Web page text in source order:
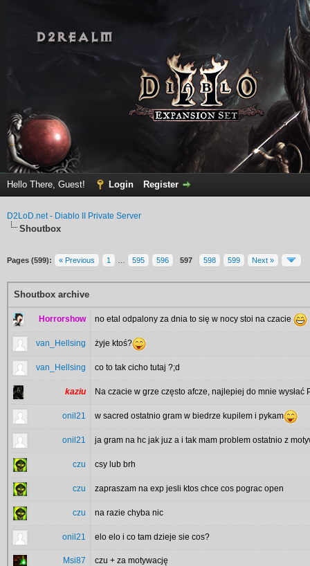
Hello There, Guest! Login Register
D2LoD.net - Diablo II Private Server
Shoutbox
Pages (599): « Previous 1 595 596 597 598 599 Next »
Shoutbox archive
Horrorshow no etal odpalony za dnia to się w nocy stoi na czacie
van_Hellsing żyje ktoś?
van_Hellsing co to tak cicho tutaj ?;d
kaziu Na czacie w grze często afcze, najlepiej do mnie
onil21 w sacred ostatnio gram w biedrze kupilem i pykam
onil21 ja gram na hc jak juz a i tak mam problem ostatnio z
czu csy lub brh
czu zapraszam na exp jesli ktos chce cos pograc open
czu na razie chyba nic
onil21 elo elo i co tam dzieje sie cos?
Msi87 czu + za motywację